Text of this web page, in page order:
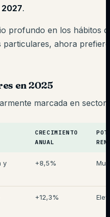
.
profundo en los hábitos
particulares, ahora
en 2025
marcada en
CRECIMIENTO
ANUAL
y
+8,5%
+12,3%